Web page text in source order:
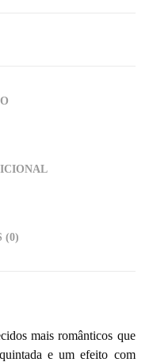
(0)
mais românticos que
e um efeito com